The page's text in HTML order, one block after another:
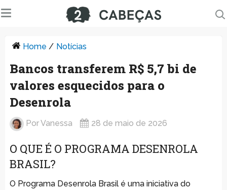
Home / Notícias
Bancos transferem R$ 5,7 bi de
valores esquecidos para o
Desenrola
PorVanessa 28 de maio de 2026
O QUE É O PROGRAMA DESENROLA
BRASIL?
O Programa Desenrola Brasil é uma iniciativa do